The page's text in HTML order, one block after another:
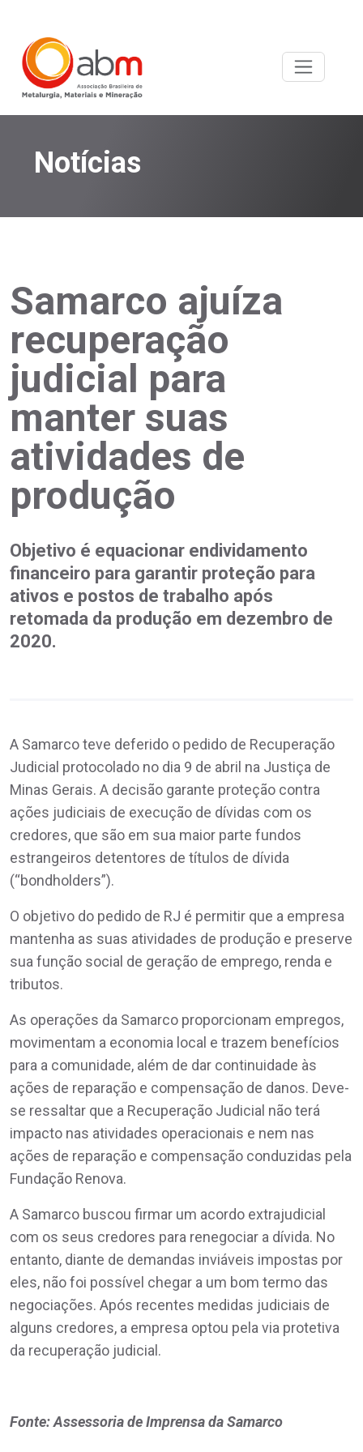
Notícias
Samarco ajuíza
recuperação
judicial para
manter suas
atividades de
produção
Objetivo é equacionar endividamento
financeiro para garantir proteção para
ativos e postos de trabalho após
retomada da produção em dezembro de
2020.
A Samarco teve deferido o pedido de Recuperação
Judicial protocolado no dia 9 de abril na Justiça de
Minas Gerais. A decisão garante proteção contra
ações judiciais de execução de dívidas com os
credores, que são em sua maior parte fundos
estrangeiros detentores de títulos de dívida
(“bondholders”).
O objetivo do pedido de RJ é permitir que a empresa
mantenha as suas atividades de produção e preserve
sua função social de geração de emprego, renda e
tributos.
As operações da Samarco proporcionam empregos,
movimentam a economia local e trazem benefícios
para a comunidade, além de dar continuidade às
ações de reparação e compensação de danos. Deve-
se ressaltar que a Recuperação Judicial não terá
impacto nas atividades operacionais e nem nas
ações de reparação e compensação conduzidas pela
Fundação Renova.
A Samarco buscou firmar um acordo extrajudicial
com os seus credores para renegociar a dívida. No
entanto, diante de demandas inviáveis impostas por
eles, não foi possível chegar a um bom termo das
negociações. Após recentes medidas judiciais de
alguns credores, a empresa optou pela via protetiva
da recuperação judicial.
Fonte: Assessoria de Imprensa da Samarco